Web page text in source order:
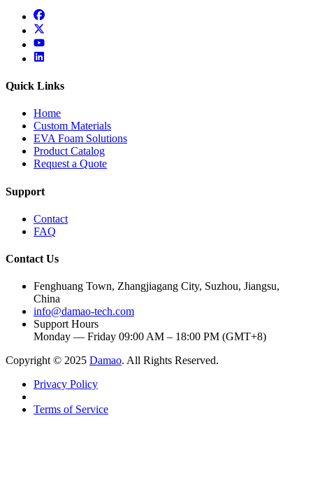
facebook
x
youtube
linkedin
Quick Links
Home
Custom Materials
EVA Foam Solutions
Product Catalog
Request a Quote
Support
Contact
FAQ
Contact Us
Fenghuang Town, Zhangjiagang City, Suzhou, Jiangsu,
China
info@damao-tech.com
Support Hours
Monday — Friday 09:00 AM – 18:00 PM (GMT+8)
Copyright © 2025 Damao. All Rights Reserved.
Privacy Policy
Terms of Service